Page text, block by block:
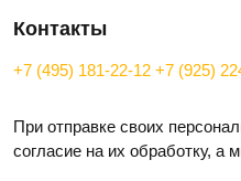
Контакты
+7 (495) 181-22-12 +7 (925)
При отправке своих
согласие на их обработку,